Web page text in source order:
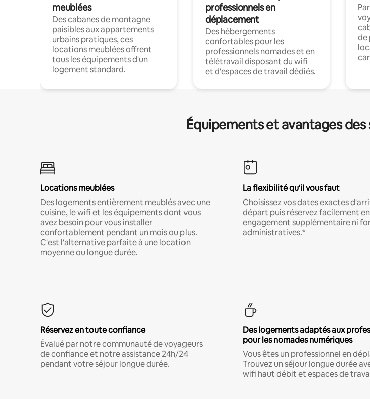
meublées
Des cabanes de montagne
paisibles aux appartements
urbains pratiques, ces
locations meublées offrent
tous les équipements d'un
logement standard.
professionnels en
déplacement
Des hébergements
confortables pour les
professionnels nomades et en
télétravail disposant du wifi
et d'espaces de travail dédiés.
de
Équipements et avantages
Locations meublées
Des logements entièrement meublés avec une
cuisine, le wifi et les équipements dont vous
avez besoin pour vous installer
confortablement pendant un mois ou plus.
C'est l'alternative parfaite à une location
moyenne ou longue durée.
La flexibilité qu'il vous faut
Choisissez vos dates exactes
départ puis réservez facilement
engagement supplémentaire ni
administratives.*
Réservez en toute confiance
Évalué par notre communauté de voyageurs
de confiance et notre assistance 24h/24
pendant votre séjour longue durée.
Des logements adaptés aux
pour les nomades numériques
Vous êtes un professionnel en
Trouvez un séjour longue durée
wifi haut débit et espaces de